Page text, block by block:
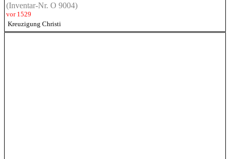
(Inventar-Nr. O 9004)
vor 1529
Kreuzigung Christi